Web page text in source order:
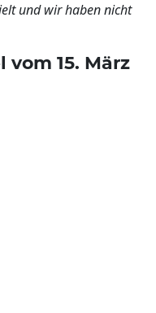
und wir haben nicht
vom 15. März